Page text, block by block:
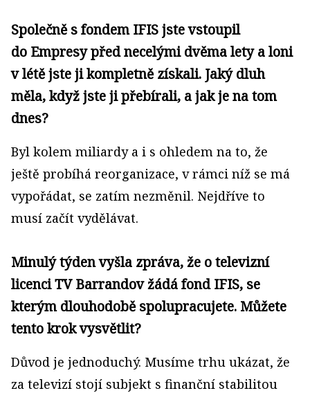
Společně s fondem IFIS jste vstoupil
do Empresy před necelými dvěma lety a loni
v létě jste ji kompletně získali. Jaký dluh
měla, když jste ji přebírali, a jak je na tom
dnes?
Byl kolem miliardy a i s ohledem na to, že
ještě probíhá reorganizace, v rámci níž se má
vypořádat, se zatím nezměnil. Nejdříve to
musí začít vydělávat.
Minulý týden vyšla zpráva, že o televizní
licenci TV Barrandov žádá fond IFIS, se
kterým dlouhodobě spolupracujete. Můžete
tento krok vysvětlit?
Důvod je jednoduchý. Musíme trhu ukázat, že
za televizí stojí subjekt s finanční stabilitou